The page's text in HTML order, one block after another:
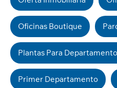
Oficinas Boutique
Plantas Para
Primer Departamento